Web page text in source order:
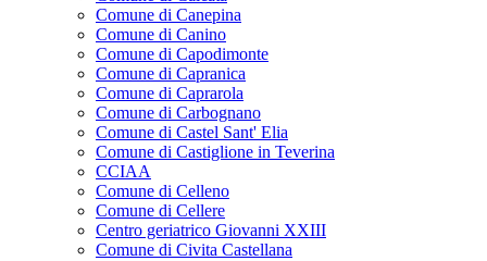
Comune di Canepina
Comune di Canino
Comune di Capodimonte
Comune di Capranica
Comune di Caprarola
Comune di Carbognano
Comune di Castel Sant' Elia
Comune di Castiglione in Teverina
CCIAA
Comune di Celleno
Comune di Cellere
Centro geriatrico Giovanni XXIII
Comune di Civita Castellana